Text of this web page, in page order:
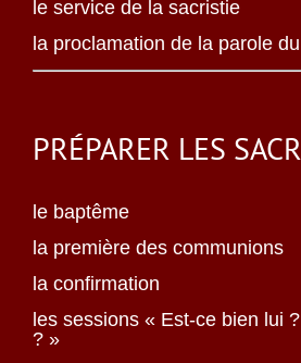
le service de la sacristie
la proclamation de la parole
PRÉPARER LES
le baptême
la première des communions
la confirmation
les sessions « Est-ce bien lui
? »